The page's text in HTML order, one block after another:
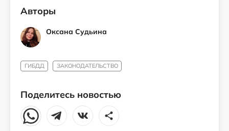
Авторы
Оксана Судьина
ГИБДД ЗАКОНОДАТЕЛЬСТВО
Поделитесь новостью